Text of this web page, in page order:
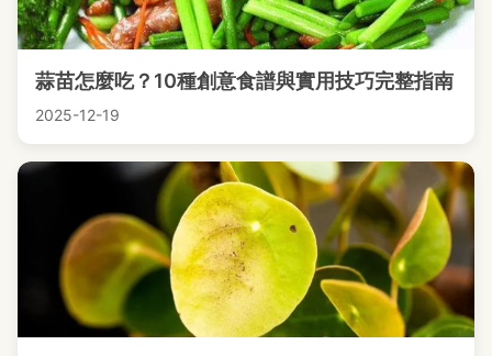
蒜苗怎麼吃？10種創意食譜與實用技巧完整指南
2025-12-19